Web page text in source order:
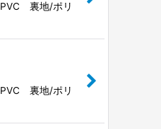
PVC 裏地/ポリ
PVC 裏地/ポリ